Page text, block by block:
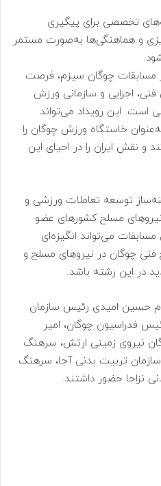
تخصصی برای پیگیری
و هماهنگی‌ها به‌صورت مستمر
مسابقات چوگان سیزم، فرصت
اجرایی و سازمانی ورزش
است. این رویداد می‌تواند
خاستگاه ورزش چوگان را
نقش ایران را در احیای این
توسعه تعاملات ورزشی و
مسلح کشورهای عضو
می‌تواند انگیزه‌ای
چوگان در نیروهای مسلح و
در این رشته باشد.
حسین امیدی رئیس سازمان
فدراسیون چوگان، امیر
نیروی زمینی ارتش، سرهنگ
تربیت بدنی آجا، سرهنگ
نزاجا حضور داشتند.